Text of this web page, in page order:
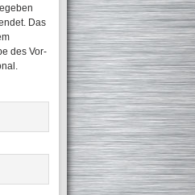
Das
des Vor-